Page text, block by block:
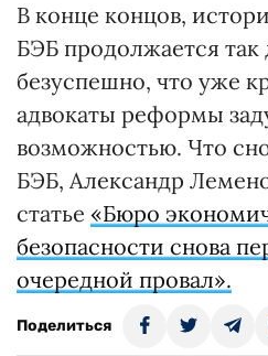
В конце концов,
БЭБ продолжается так
безуспешно, что уже
адвокаты реформы
возможностью. Что
БЭБ, Александр
статье «Бюро
безопасности снова
очередной провал».
Поделиться